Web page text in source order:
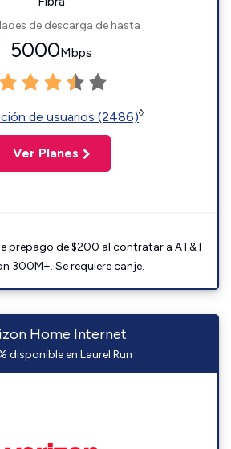
de descarga de hasta
5000Mbps
de usuarios (2486)◊
Ver Planes
prepago de $200 al contratar a AT&T
300M+. Se requiere canje.
Home Internet
disponible en Laurel Run